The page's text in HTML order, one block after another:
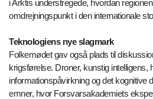
i Arktis understregede, hvordan
omdrejningspunkt i den internationale
Teknologiens nye slagmark
Folkemødet gav også plads til
krigsførelse. Droner, kunstig intelligens,
informationspåvirkning og det kognitive
emner, hvor Forsvarsakademiets